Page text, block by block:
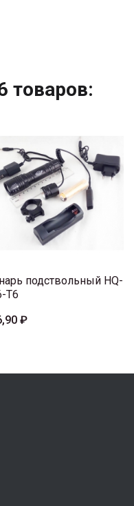
товаров:
подствольный HQ-
T6
₽